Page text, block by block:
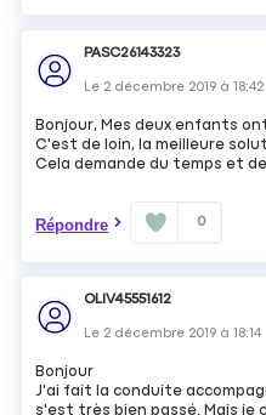
PASC26143323
Le 2 décembre 2019 à18:42
Bonjour, Mes deux enfants
C'est de loin, la meilleure
Cela demande du temps et
Répondre 0
OLIV45551612
Le 2 décembre 2019 à18:14
Bonjour
J'ai fait la conduite
s'est très bien passé. Mais je